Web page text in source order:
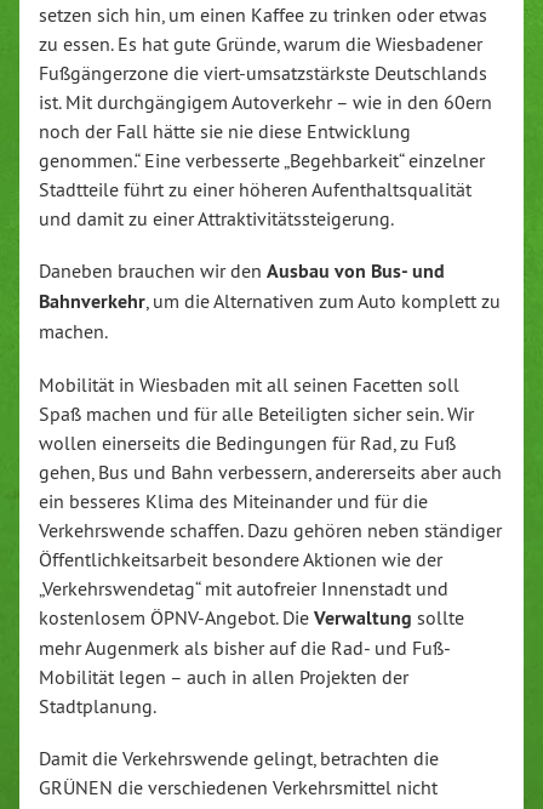
setzen sich hin, um einen Kaffee zu trinken oder etwas
zu essen. Es hat gute Gründe, warum die Wiesbadener
Fußgängerzone die viert-umsatzstärkste Deutschlands
ist. Mit durchgängigem Autoverkehr – wie in den 60ern
noch der Fall hätte sie nie diese Entwicklung
genommen.“ Eine verbesserte „Begehbarkeit“ einzelner
Stadtteile führt zu einer höheren Aufenthaltsqualität
und damit zu einer Attraktivitätssteigerung.
Daneben brauchen wir den Ausbau von Bus- und
Bahnverkehr, um die Alternativen zum Auto komplett zu
machen.
Mobilität in Wiesbaden mit all seinen Facetten soll
Spaß machen und für alle Beteiligten sicher sein. Wir
wollen einerseits die Bedingungen für Rad, zu Fuß
gehen, Bus und Bahn verbessern, andererseits aber auch
ein besseres Klima des Miteinander und für die
Verkehrswende schaffen. Dazu gehören neben ständiger
Öffentlichkeitsarbeit besondere Aktionen wie der
„Verkehrswendetag“ mit autofreier Innenstadt und
kostenlosem ÖPNV-Angebot. Die Verwaltung sollte
mehr Augenmerk als bisher auf die Rad- und Fuß-
Mobilität legen – auch in allen Projekten der
Stadtplanung.
Damit die Verkehrswende gelingt, betrachten die
GRÜNEN die verschiedenen Verkehrsmittel nicht